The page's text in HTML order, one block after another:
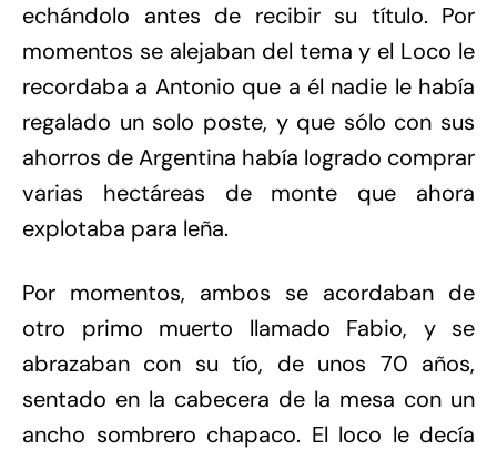
echándolo antes de recibir su título. Por
momentos se alejaban del tema y el Loco le
recordaba a Antonio que a él nadie le había
regalado un solo poste, y que sólo con sus
ahorros de Argentina había logrado comprar
varias hectáreas de monte que ahora
explotaba para leña.
Por momentos, ambos se acordaban de
otro primo muerto llamado Fabio, y se
abrazaban con su tío, de unos 70 años,
sentado en la cabecera de la mesa con un
ancho sombrero chapaco. El loco le decía